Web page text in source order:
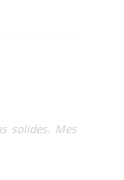
solides. Mes